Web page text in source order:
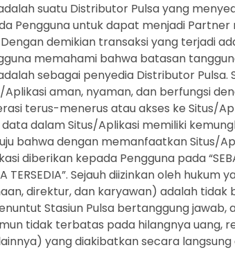
suatu Distributor Pulsa yang
Pengguna untuk dapat menjadi Partner
demikian transaksi yang terjadi
memahami bahwa batasan
sebagai penyedia Distributor Pulsa.
Aplikasi aman, nyaman, dan berfungsi
terus-menerus atau akses ke Situs/
dalam Situs/Aplikasi memiliki
bahwa dengan memanfaatkan Situs/
diberikan kepada Pengguna pada
TERSEDIA”. Sejauh diizinkan oleh
direktur, dan karyawan) adalah tidak
Stasiun Pulsa bertanggung jawab,
tidak terbatas pada hilangnya uang,
yang diakibatkan secara